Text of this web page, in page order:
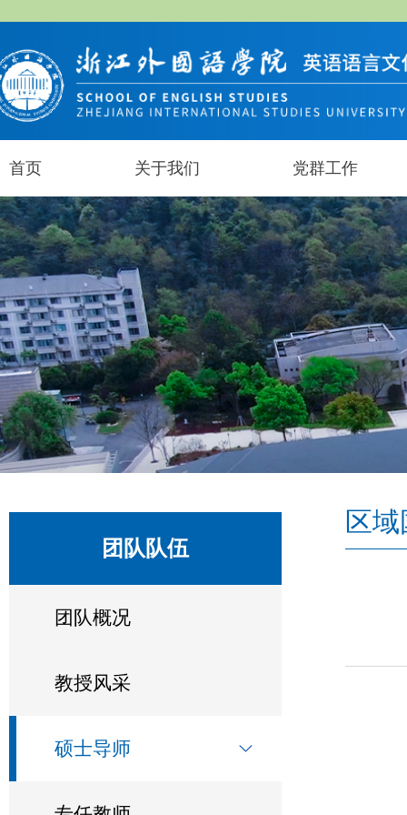
首页 关于我们 党群工作
团队队伍
团队概况
教授风采
硕士导师
区